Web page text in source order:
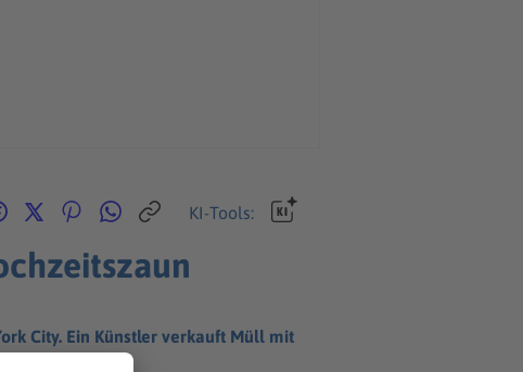
KI-Tools:
City. Ein Künstler verkauft Müll mit